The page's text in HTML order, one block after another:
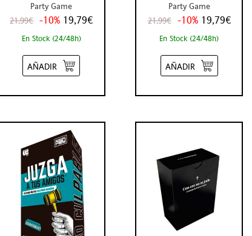
Party Game
21,99€ -10% 19,79€
En Stock (24/48h)
AÑADIR
Party Game
21,99€ -10% 19,79€
En Stock (24/48h)
AÑADIR